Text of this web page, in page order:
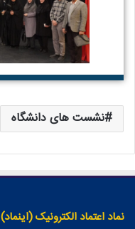
نشست های دانشگاه
نماد اعتماد الکترونیک (اینماد)